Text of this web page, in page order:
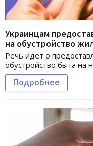
Украинцам
на обустройство
Речь идет о
обустройство быта на
Подробнее